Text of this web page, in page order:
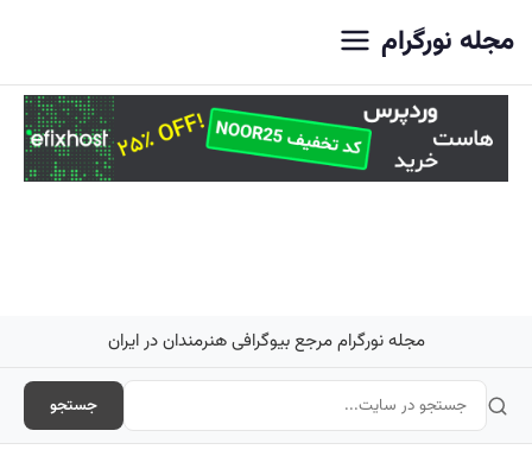
مجله نورگرام
مجله نورگرام مرجع بیوگرافی هنرمندان در ایران
جستجو